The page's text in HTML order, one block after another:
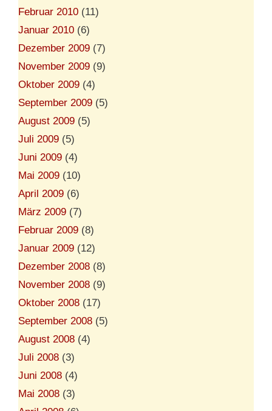
Februar 2010 (11)
Januar 2010 (6)
Dezember 2009 (7)
November 2009 (9)
Oktober 2009 (4)
September 2009 (5)
August 2009 (5)
Juli 2009 (5)
Juni 2009 (4)
Mai 2009 (10)
April 2009 (6)
März 2009 (7)
Februar 2009 (8)
Januar 2009 (12)
Dezember 2008 (8)
November 2008 (9)
Oktober 2008 (17)
September 2008 (5)
August 2008 (4)
Juli 2008 (3)
Juni 2008 (4)
Mai 2008 (3)